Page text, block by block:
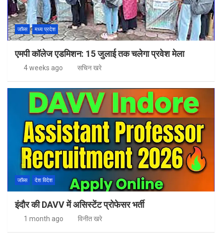
जॉब्स मध्य प्रदेश
एमपी कॉलेज एडमिशन: 15 जुलाई तक चलेगा प्रवेश मेला
4 weeks ago सचिन खरे
जॉब्स देश विदेश
इंदौर की DAVV में असिस्टेंट प्रोफेसर भर्ती
1 month ago विनीत खरे